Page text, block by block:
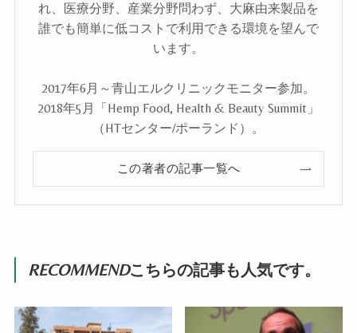
れ、医療分野、産業分野問わず、大麻由来製品を
誰でも簡単に低コストで利用できる環境を望んで
います。
2017年6月～青山エルクリニックモニター参加。
2018年5月「Hemp Food, Health & Beauty Summit」
（HTセンター/ポーランド）。
この著者の記事一覧へ
RECOMMENDこちらの記事も人気です。